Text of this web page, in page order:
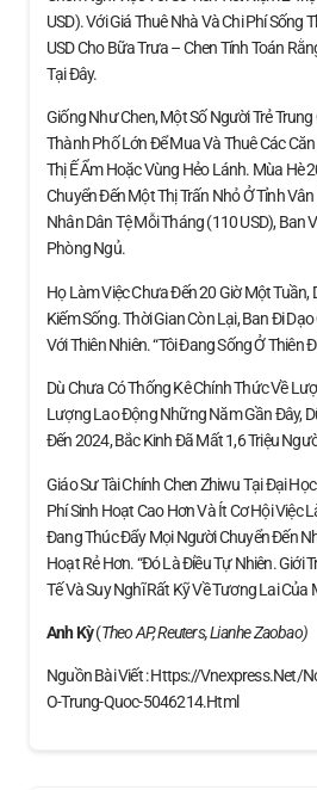
USD). Với Giá Thuê Nhà Và Chi Phí Sống
USD Cho Bữa Trưa – Chen Tính Toán
Tại Đây.
Giống Như Chen, Một Số Người Trẻ
Thành Phố Lớn Để Mua Và Thuê Các
Thị Ế Ẩm Hoặc Vùng Hẻo Lánh. Mùa Hè
Chuyển Đến Một Thị Trấn Nhỏ Ở Tỉnh
Nhân Dân Tệ Mỗi Tháng (110 USD), Ban
Phòng Ngủ.
Họ Làm Việc Chưa Đến 20 Giờ Một Tuần,
Kiếm Sống. Thời Gian Còn Lại, Ban Đi
Với Thiên Nhiên. “Tôi Đang Sống Ở Thiên
Dù Chưa Có Thống Kê Chính Thức Về
Lượng Lao Động Những Năm Gần Đây,
Đến 2024, Bắc Kinh Đã Mất 1,6 Triệu
Giáo Sư Tài Chính Chen Zhiwu Tại Đại
Phí Sinh Hoạt Cao Hơn Và Ít Cơ Hội Việc
Đang Thúc Đẩy Mọi Người Chuyển Đến
Hoạt Rẻ Hơn. “Đó Là Điều Tự Nhiên. Giới
Tế Và Suy Nghĩ Rất Kỹ Về Tương Lai Của
Anh Kỳ(Theo AP, Reuters, Lianhe Zaobao)
Nguồn Bài Viết : Https://vnexpress.net/
O-Trung-Quoc-5046214.html